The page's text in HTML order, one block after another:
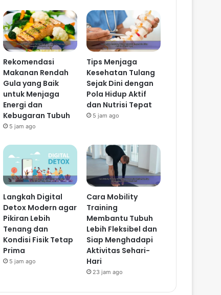
Rekomendasi
Makanan Rendah
Gula yang Baik
untuk Menjaga
Energi dan
Kebugaran Tubuh
5 jam ago
Tips Menjaga
Kesehatan Tulang
Sejak Dini dengan
Pola Hidup Aktif
dan Nutrisi Tepat
5 jam ago
Langkah Digital
Detox Modern agar
Pikiran Lebih
Tenang dan
Kondisi Fisik Tetap
Prima
5 jam ago
Cara Mobility
Training
Membantu Tubuh
Lebih Fleksibel dan
Siap Menghadapi
Aktivitas Sehari-
Hari
23 jam ago